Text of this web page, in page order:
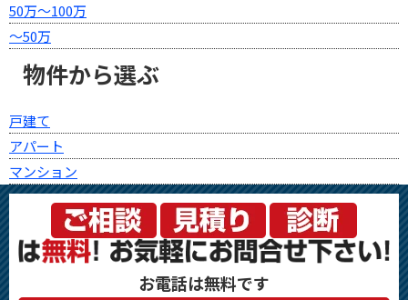
50万～100万
～50万
物件から選ぶ
戸建て
アパート
マンション
お電話は無料です